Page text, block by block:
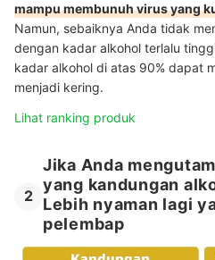
mampu membunuh virus yang
Namun, sebaiknya Anda tidak
dengan kadar alkohol terlalu
kadar alkohol di atas 90% dapat
menjadi kering.
Lihat ranking produk
2
Jika Anda
yang kandungan
Lebih nyaman lagi
pelembap